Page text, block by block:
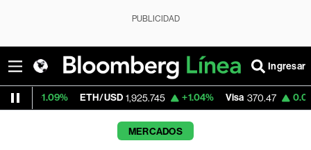
PUBLICIDAD
Ingresar
ETH/USD 1,925.745 +1.04% Visa 370.47 0.00%
MERCADOS